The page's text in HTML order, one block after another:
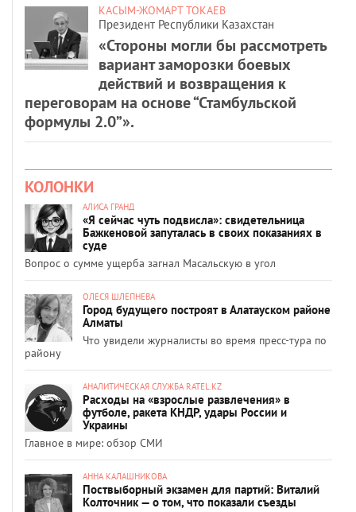
КАСЫМ-ЖОМАРТ ТОКАЕВ
Президент Республики Казахстан
«Стороны могли бы рассмотреть
вариант заморозки боевых
действий и возвращения к
переговорам на основе “Стамбульской
формулы 2.0”».
КОЛОНКИ
АЛИСА ГРАНД
«Я сейчас чуть подвисла»: свидетельница
Бажкеновой запуталась в своих показаниях в
суде
Вопрос о сумме ущерба загнал Масальскую в угол
ОЛЕСЯ ШЛЕПНЕВА
Город будущего построят в Алатауском районе
Алматы
Что увидели журналисты во время пресс-тура по
району
АНАЛИТИЧЕСКАЯ СЛУЖБА RATEL.KZ
Расходы на «взрослые развлечения» в
футболе, ракета КНДР, удары России и
Украины
Главное в мире: обзор СМИ
АННА КАЛАШНИКОВА
Поствыборный экзамен для партий: Виталий
Колточник — о том, что показали съезды